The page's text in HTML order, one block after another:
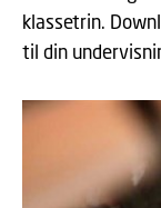
klassetrin.
til din